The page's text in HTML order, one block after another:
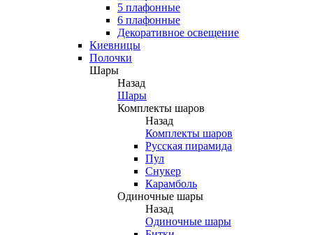
5 плафонные
6 плафонные
Декоративное освещение
Киевницы
Полочки
Шары
Назад
Шары
Комплекты шаров
Назад
Комплекты шаров
Русская пирамида
Пул
Снукер
Карамболь
Одиночные шары
Назад
Одиночные шары